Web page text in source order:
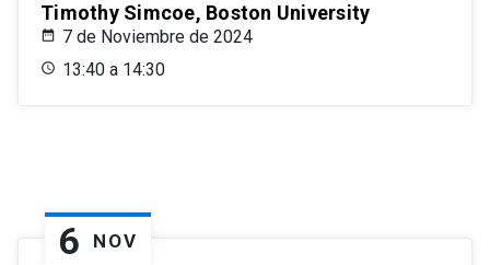
Timothy Simcoe, Boston University
7 de Noviembre de 2024
13:40 a 14:30
6 NOV